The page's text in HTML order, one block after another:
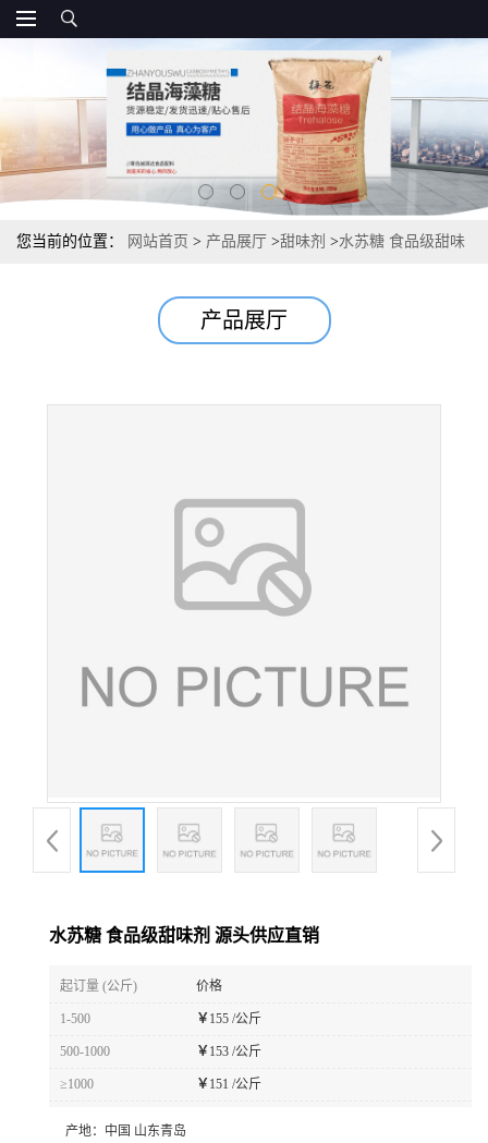
您当前的位置： 网站首页 > 产品展厅 >甜味剂 >水苏糖 食品级甜味
产品展厅
水苏糖 食品级甜味剂 源头供应直销
起订量 (公斤) 价格
1-500 ￥ 155 /公斤
500-1000 ￥ 153 /公斤
≥1000 ￥ 151 /公斤
产地： 中国 山东青岛